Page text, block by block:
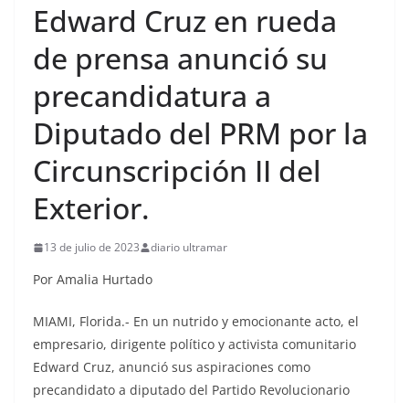
Edward Cruz en rueda
de prensa anunció su
precandidatura a
Diputado del PRM por la
Circunscripción II del
Exterior.
13 de julio de 2023 diario ultramar
Por Amalia Hurtado
MIAMI, Florida.- En un nutrido y emocionante acto, el
empresario, dirigente político y activista comunitario
Edward Cruz, anunció sus aspiraciones como
precandidato a diputado del Partido Revolucionario